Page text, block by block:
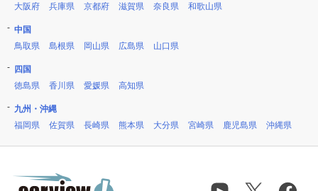
大阪府
兵庫県 京都府 滋賀県 奈良県 和歌山県
中国
鳥取県
島根県 岡山県 広島県 山口県
四国
徳島県
香川県 愛媛県 高知県
九州・沖縄
福岡県
佐賀県 長崎県 熊本県 大分県 宮崎県 鹿児島県 沖縄県